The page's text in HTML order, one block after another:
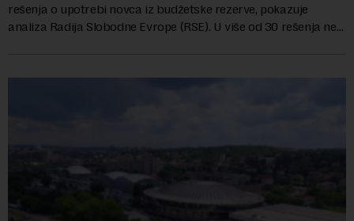
rešenja o upotrebi novca iz budžetske rezerve, pokazuje
analiza Radija Slobodne Evrope (RSE). U više od 30 rešenja ne